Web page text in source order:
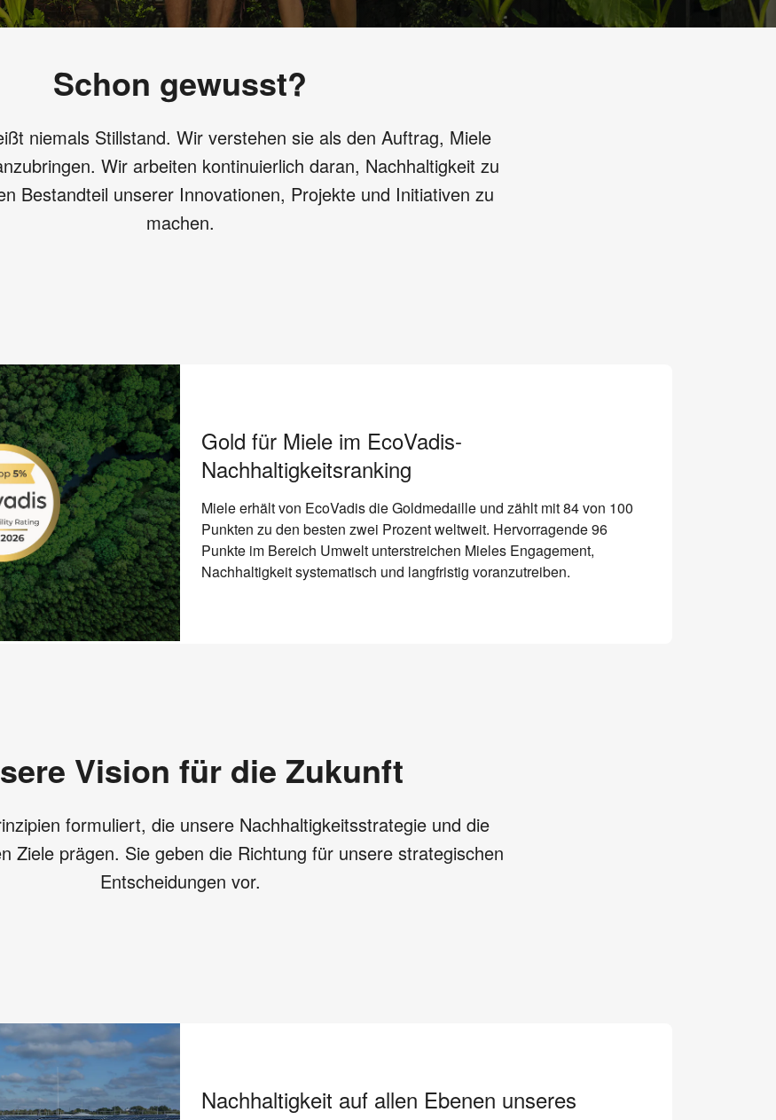
Schon gewusst?
niemals Stillstand. Wir verstehen sie als den Auftrag, Miele
Wir arbeiten kontinuierlich daran, Nachhaltigkeit zu
Bestandteil unserer Innovationen, Projekte und Initiativen zu
machen.
Gold für Miele im EcoVadis-
Nachhaltigkeitsranking
Miele erhält von EcoVadis die Goldmedaille und zählt mit 84 von 100
Punkten zu den besten zwei Prozent weltweit. Hervorragende 96
Punkte im Bereich Umwelt unterstreichen Mieles Engagement,
Nachhaltigkeit systematisch und langfristig voranzutreiben.
Vision für die Zukunft
formuliert, die unsere Nachhaltigkeitsstrategie und die
Ziele prägen. Sie geben die Richtung für unsere strategischen
Entscheidungen vor.
Nachhaltigkeit auf allen Ebenen unseres